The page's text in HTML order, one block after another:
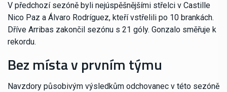
V předchozí sezóně byli nejúspěšnějšími střelci v Castille
Nico Paz a Álvaro Rodríguez, kteří vstřelili po 10 brankách.
Dříve Arribas zakončil sezónu s 21 góly. Gonzalo směřuje k
rekordu.
Bez místa v prvním týmu
Navzdory působivým výsledkům odchovanec v této sezóně